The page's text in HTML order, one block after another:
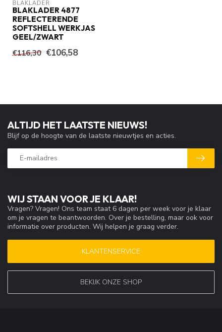
BLAKLADER
BLAKLADER 4877
REFLECTERENDE
SOFTSHELL WERKJAS
GEEL/ZWART
€116,30 €106,58
WIJ STAAN VOOR JE KLAAR!
Vragen? Vragen! Ons team staat 6 dagen per week voor je klaar
om je vragen te beantwoorden. Over je bestelling, maar ook voor
informatie over producten. Wij helpen je graag verder.
KLANTENSERVICE
BEKIJK ONZE SHOP
ALTIJD HET LAATSTE NIEUWS!
Blijf op de hoogte van de laatste nieuwtjes en acties.